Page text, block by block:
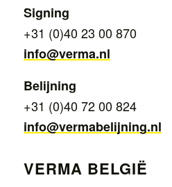
Signing
+31 (0)40 23 00 870
info@verma.nl
Belijning
+31 (0)40 72 00 824
info@vermabelijning.nl
VERMA BELGIË